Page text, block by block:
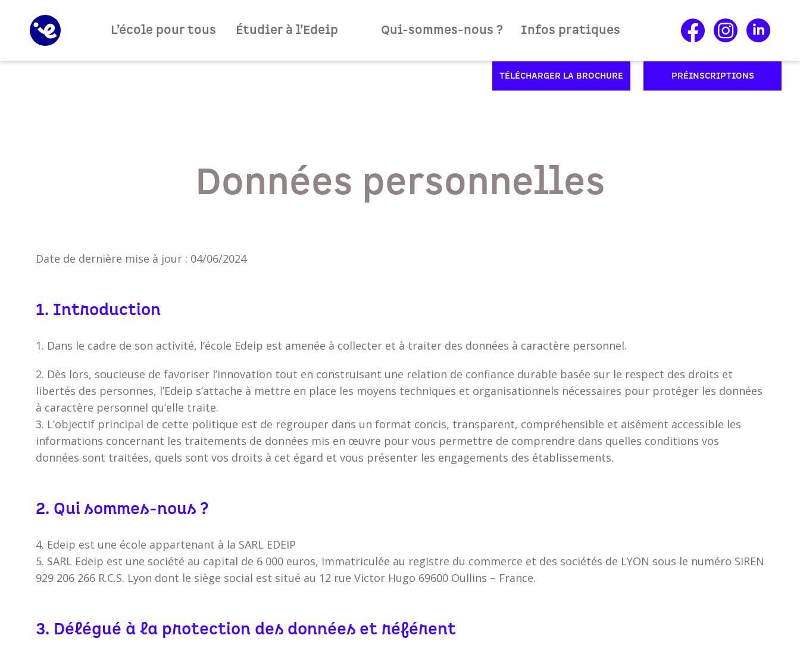
L’école pour tous Étudier à l’Edeip Qui-sommes-nous ? Infos pratiques
TÉLÉCHARGER LA BROCHURE PRÉINSCRIPTIONS
Données personnelles
Date de dernière mise à jour : 04/06/2024
1. Introduction
1. Dans le cadre de son activité, l’école Edeip est amenée à collecter et à traiter des données à caractère personnel.
2. Dès lors, soucieuse de favoriser l’innovation tout en construisant une relation de confiance durable basée sur le respect des droits et
libertés des personnes, l’Edeip s’attache à mettre en place les moyens techniques et organisationnels nécessaires pour protéger les données
à caractère personnel qu’elle traite.
3. L’objectif principal de cette politique est de regrouper dans un format concis, transparent, compréhensible et aisément accessible les
informations concernant les traitements de données mis en œuvre pour vous permettre de comprendre dans quelles conditions vos
données sont traitées, quels sont vos droits à cet égard et vous présenter les engagements des établissements.
2. Qui sommes-nous ?
4. Edeip est une école appartenant à la SARL EDEIP
5. SARL Edeip est une société au capital de 6 000 euros, immatriculée au registre du commerce et des sociétés de LYON sous le numéro SIREN
929 206 266 R.C.S. Lyon dont le siège social est situé au 12 rue Victor Hugo 69600 Oullins – France.
3. Délégué à la protection des données et référent